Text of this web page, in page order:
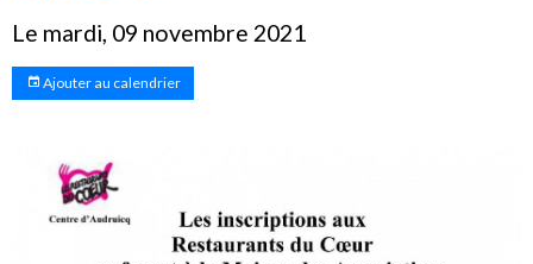
Le mardi, 09 novembre 2021
Ajouter au calendrier